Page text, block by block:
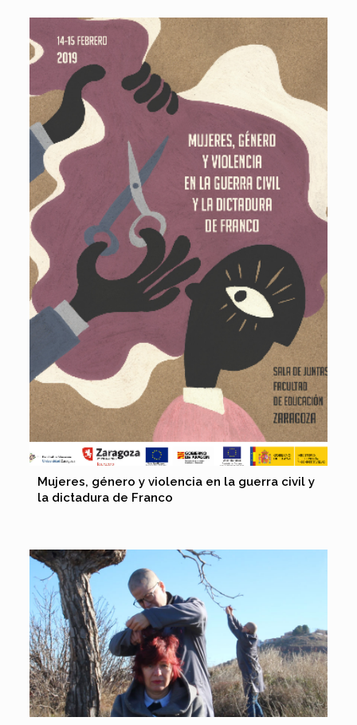
Mujeres, género y violencia en la guerra civil y
la dictadura de Franco